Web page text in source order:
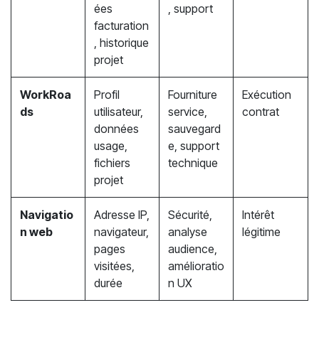
ées
facturation
, historique
projet
, support
WorkRoa
ds
Profil
utilisateur,
données
usage,
fichiers
projet
Fourniture
service,
sauvegard
e, support
technique
Exécution
contrat
Navigatio
n web
Adresse IP,
navigateur,
pages
visitées,
durée
Sécurité,
analyse
audience,
amélioratio
n UX
Intérêt
légitime